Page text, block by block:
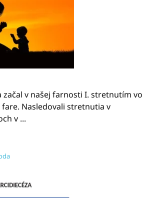
začal v našej farnosti I. stretnutím vo
Nasledovali stretnutia v
v ...